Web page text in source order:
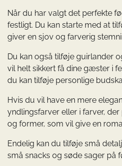
Når du har valgt det perfekte
festligt. Du kan starte med at
giver en sjov og farverig
Du kan også tilføje guirlander
vil helt sikkert få dine gæster i
du kan tilføje personlige
Hvis du vil have en mere
yndlingsfarver eller i farver,
og former, som vil give en
Endelig kan du tilføje små
små snacks og søde sager på